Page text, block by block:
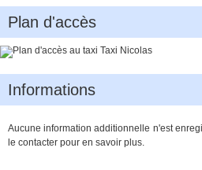
Plan d'accès
Informations
Aucune information additionnelle n'est
le contacter pour en savoir plus.